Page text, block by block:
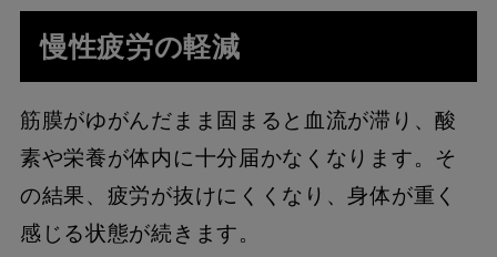
慢性疲労の軽減
筋膜がゆがんだまま固まると血流が滞り、酸
素や栄養が体内に十分届かなくなります。そ
の結果、疲労が抜けにくくなり、身体が重く
感じる状態が続きます。